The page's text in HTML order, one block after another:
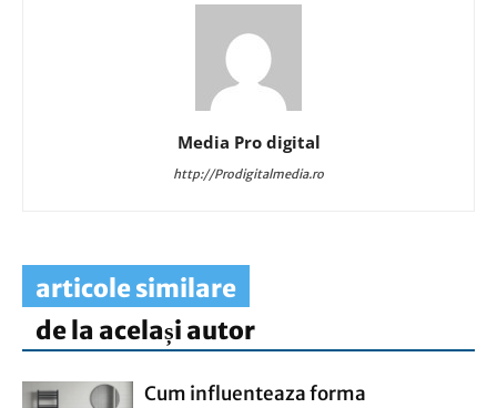
Media Pro digital
http://Prodigitalmedia.ro
articole similare
de la același autor
Cum influenteaza forma